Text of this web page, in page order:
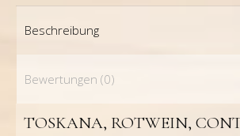
Beschreibung
Bewertungen (0)
TOSKANA, ROTWEIN,